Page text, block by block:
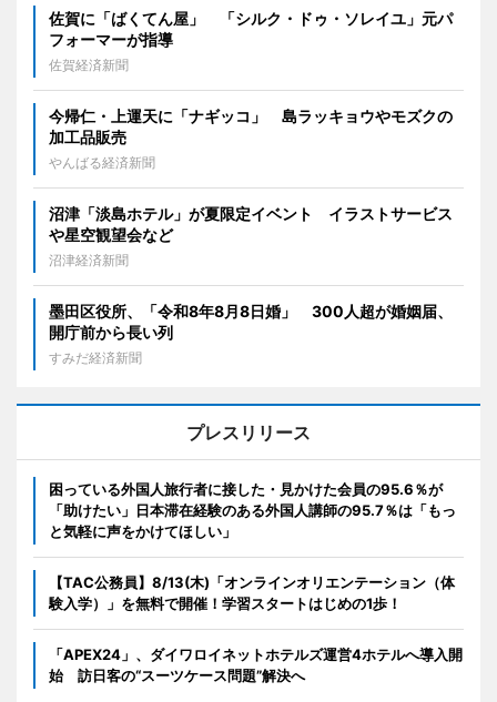
佐賀に「ばくてん屋」 「シルク・ドゥ・ソレイユ」元パ
フォーマーが指導
佐賀経済新聞
今帰仁・上運天に「ナギッコ」 島ラッキョウやモズクの
加工品販売
やんばる経済新聞
沼津「淡島ホテル」が夏限定イベント イラストサービス
や星空観望会など
沼津経済新聞
墨田区役所、「令和8年8月8日婚」 300人超が婚姻届、
開庁前から長い列
すみだ経済新聞
プレスリリース
困っている外国人旅行者に接した・見かけた会員の95.6％が
「助けたい」日本滞在経験のある外国人講師の95.7％は「もっ
と気軽に声をかけてほしい」
【TAC公務員】8/13(木)「オンラインオリエンテーション（体
験入学）」を無料で開催！学習スタートはじめの1歩！
「APEX24」、ダイワロイネットホテルズ運営4ホテルへ導入開
始 訪日客の“スーツケース問題”解決へ